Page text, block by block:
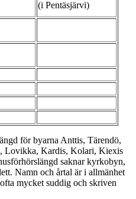
(i Pentäsjärvi)
för byarna Anttis, Tärendö,
Lovikka, Kardis, Kolari, Kiexis
saknar kyrkobyn,
Namn och årtal är i allmänhet
mycket suddig och skriven